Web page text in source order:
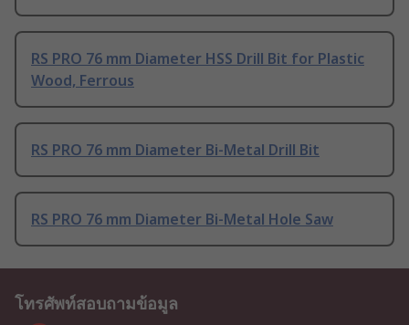
RS PRO 76 mm Diameter HSS Drill Bit for Plastic
Wood, Ferrous
RS PRO 76 mm Diameter Bi-Metal Drill Bit
RS PRO 76 mm Diameter Bi-Metal Hole Saw
โทรศัพท์สอบถามข้อมูล